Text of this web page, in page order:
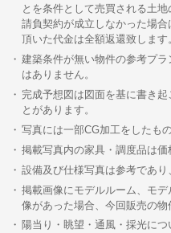
とを条件として売買される土
請負契約が成立しなかった場
頂いた代金は全額返還致します
建築条件が無い物件の参考プ
はありません。
完成予想図は図面を基に書き
とがあります。
写真には一部CG加工をしたも
掲載写真内の家具・調度品は価
設備及び仕様写真は参考であり
掲載画像にモデルルーム、モ
像があった場合、今回販売の物
陽当り・眺望・通風・採光に